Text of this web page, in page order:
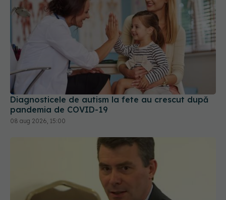
Diagnosticele de autism la fete au crescut după
pandemia de COVID-19
08 aug 2026, 15:00